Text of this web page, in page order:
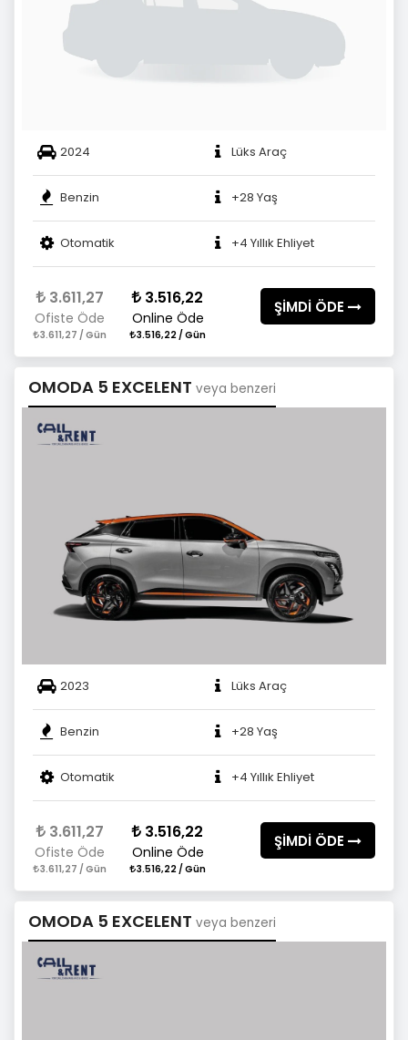
2024 Lüks Araç
Benzin +28 Yaş
Otomatik +4 Yıllık Ehliyet
3.611,27
Ofiste Öde
3.611,27 / Gün
3.516,22
Online Öde
3.516,22 / Gün
ŞİMDİ ÖDE
OMODA 5 EXCELENT veya benzeri
2023 Lüks Araç
Benzin +28 Yaş
Otomatik +4 Yıllık Ehliyet
3.611,27
Ofiste Öde
3.611,27 / Gün
3.516,22
Online Öde
3.516,22 / Gün
ŞİMDİ ÖDE
OMODA 5 EXCELENT veya benzeri